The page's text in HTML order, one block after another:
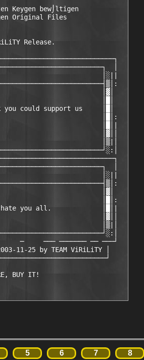
Keygen bew⌡ltigen
Original Files
Release.
│
│░||
│▓│
you could support us     │█│
│█│:
│▓││
│▒|│
│
│░||
│▓│
│█│:
you all.             │█│|
│▓││
│▒|│
─     ─── ─────── ── ───┘
11-25 by TEAM ViRiLiTY │
5 6 7 8